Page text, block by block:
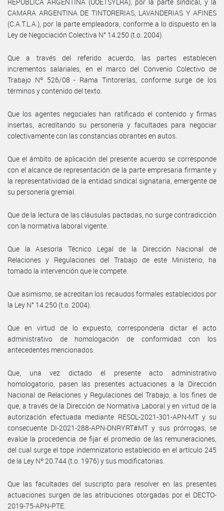
CAMARA ARGENTINA DE TINTORERIAS, LAVANDERIAS Y AFINES
(C.A.T.L.A.), por la parte empleadora, conforme a lo dispuesto en la
Ley de Negociación Colectiva N° 14.250 (t.o. 2004).
Que a través del referido acuerdo, las partes establecen
incrementos salariales, en el marco del Convenio Colectivo de
Trabajo Nº 526/08 - Rama Tintorerías, conforme surge de los
términos y contenido del texto.
Que los agentes negociales han ratificado el contenido y firmas
insertas, acreditando su personería y facultades para negociar
colectivamente con las constancias obrantes en autos.
Que el ámbito de aplicación del presente acuerdo se corresponde
con el alcance de representación de la parte empresaria firmante y
la representatividad de la entidad sindical signataria, emergente de
su personería gremial.
Que de la lectura de las cláusulas pactadas, no surge contradicción
con la normativa laboral vigente.
Que la Asesoría Técnico Legal de la Dirección Nacional de
Relaciones y Regulaciones del Trabajo de este Ministerio, ha
tomado la intervención que le compete.
Que asimismo, se acreditan los recaudos formales establecidos por
la Ley N° 14.250 (t.o. 2004).
Que en virtud de lo expuesto, correspondería dictar el acto
administrativo de homologación de conformidad con los
antecedentes mencionados.
Que, una vez dictado el presente acto administrativo
homologatorio, pasen las presentes actuaciones a la Dirección
Nacional de Relaciones y Regulaciones del Trabajo, a los fines de
que, a través de la Dirección de Normativa Laboral y en virtud de la
autorización efectuada mediante RESOL-2021-301-APN-MT y su
consecuente DI-2021-288-APN-DNRYRT#MT y sus prórrogas, se
evalúe la procedencia de fijar el promedio de las remuneraciones,
del cual surge el tope indemnizatorio establecido en el artículo 245
de la Ley Nº 20.744 (t.o. 1976) y sus modificatorias.
Que las facultades del suscripto para resolver en las presentes
actuaciones surgen de las atribuciones otorgadas por el DECTO-
2019-75-APN-PTE.